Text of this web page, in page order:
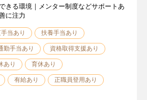
きる環境｜メンター制度などサポートあ
に注力
当あり 扶養手当あり
勤手当あり 資格取得支援あり
あり 育休あり
有給あり 正職員登用あり